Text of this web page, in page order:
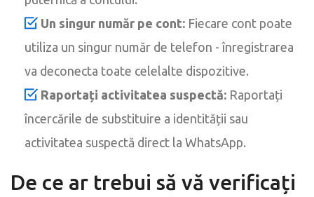
Un singur număr pe cont: Fiecare cont poate
utiliza un singur număr de telefon - înregistrarea
va deconecta toate celelalte dispozitive.
Raportați activitatea suspectă: Raportați
încercările de substituire a identității sau
activitatea suspectă direct la WhatsApp.
De ce ar trebui să vă verificați